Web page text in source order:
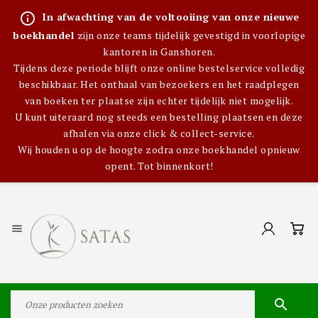
info_outline In afwachting van de voltooiing van onze nieuwe
boekhandel zijn onze teams tijdelijk gevestigd in voorlopige
kantoren in Ganshoren.
Tijdens deze periode blijft onze online bestelservice volledig
beschikbaar. Het onthaal van bezoekers en het raadplegen
van boeken ter plaatse zijn echter tijdelijk niet mogelijk.
U kunt uiteraard nog steeds een bestelling plaatsen en deze
afhalen via onze click & collect-service.
Wij houden u op de hoogte zodra onze boekhandel opnieuw
opent. Tot binnenkort!

